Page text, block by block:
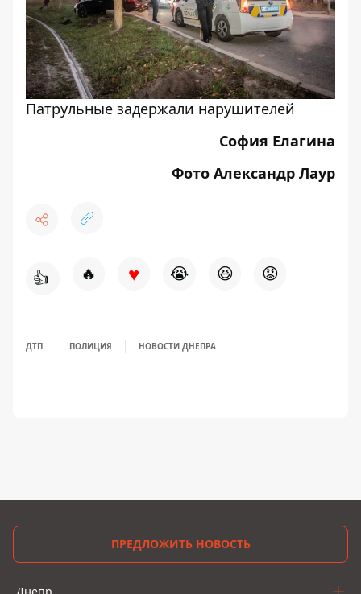
Патрульные задержали нарушителей
София Елагина
Фото Александр Лаур
👍 🔥 ♥ 😭 😆 😡
ДТП ПОЛИЦИЯ НОВОСТИ ДНЕПРА
ПРЕДЛОЖИТЬ НОВОСТЬ